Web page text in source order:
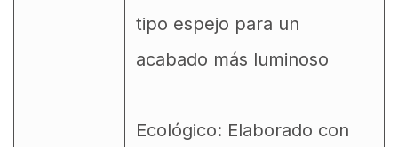
tipo espejo para un
acabado más luminoso
Ecológico: Elaborado con